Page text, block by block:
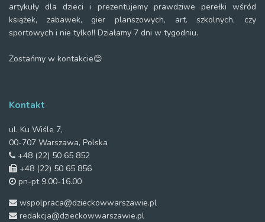
artykuły dla dzieci i prezentujemy prawdziwe perełki wśród
książek, zabawek, gier planszowych, art. szkolnych, czy
sportowych i nie tylko!! Działamy 7 dni w tygodniu.
Zostańmy w kontakcie😊
Kontakt
ul. Ku Wiśle 7,
00-707 Warszawa, Polska
+48 (22) 50 65 852
+48 (22) 50 65 856
pn-pt 9.00-16.00
wspolpraca@dzieckowwarszawie.pl
redakcja@dzieckowwarszawie.pl